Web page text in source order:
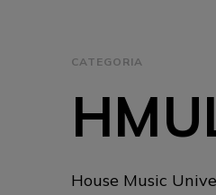
CATEGORIA
House Music